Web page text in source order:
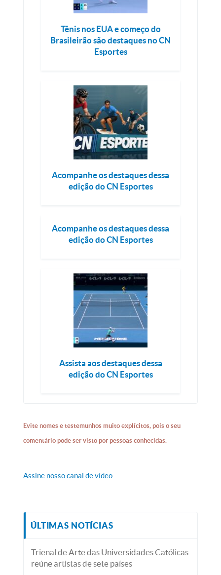
Tênis nos EUA e começo do
Brasileirão são destaques no CN
Esportes
Acompanhe os destaques dessa
edição do CN Esportes
Acompanhe os destaques dessa
edição do CN Esportes
Assista aos destaques dessa
edição do CN Esportes
Evite nomes e testemunhos muito explícitos, pois o seu
comentário pode ser visto por pessoas conhecidas.
Assine nosso canal de vídeo
ÚLTIMAS NOTÍCIAS
Trienal de Arte das Universidades Católicas
reúne artistas de sete países